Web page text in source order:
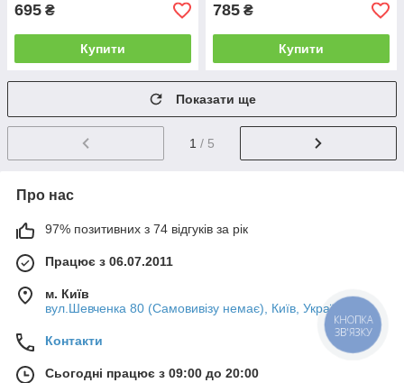
695 ₴
Купити
785 ₴
Купити
Показати ще
1 / 5
Про нас
97% позитивних з 74 відгуків за рік
Працює з 06.07.2011
м. Київ
вул.Шевченка 80 (Самовивізу немає), Київ, Україна
Контакти
Сьогодні працює з 09:00 до 20:00
КНОПКА
ЗВ'ЯЗКУ